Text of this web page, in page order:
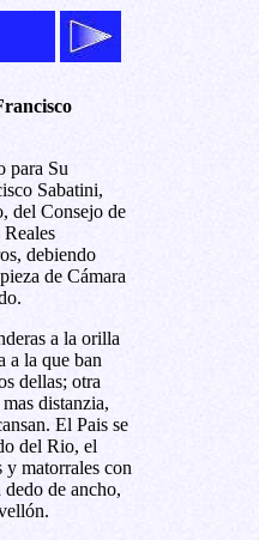
para Su
Sabatini,
del Consejo de
debiendo
de Cámara
a la orilla
a la que ban
dellas; otra
distanzia,
El Pais se
del Rio, el
y matorrales con
dedo de ancho,